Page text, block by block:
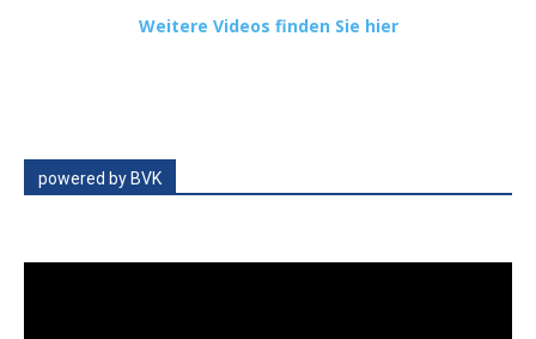
Weitere Videos finden Sie hier
powered by BVK